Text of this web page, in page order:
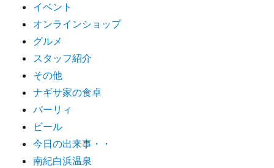
イベント
オンラインショップ
グルメ
スタッフ紹介
その他
ナギサ家の食卓
バーリィ
ビール
今日の出来事・・
南紀白浜温泉